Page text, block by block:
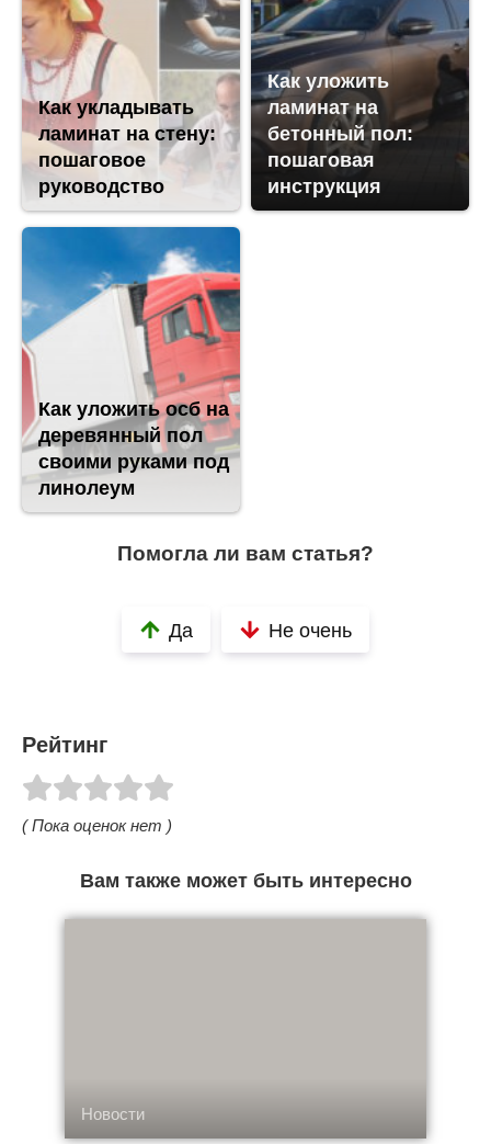
Как укладывать
ламинат на стену:
пошаговое
руководство
Как уложить
ламинат на
бетонный пол:
пошаговая
инструкция
Как уложить осб на
деревянный пол
своими руками под
линолеум
Помогла ли вам статья?
Да Не очень
Рейтинг
( Пока оценок нет )
Вам также может быть интересно
Новости